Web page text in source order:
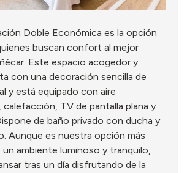
Doble Económica es la opción
buscan confort al mejor
Este espacio acogedor y
con una decoración sencilla de
y está equipado con aire
TV de pantalla plana y
de baño privado con ducha y
Aunque es nuestra opción más
ambiente luminoso y tranquilo,
tras un día disfrutando de la